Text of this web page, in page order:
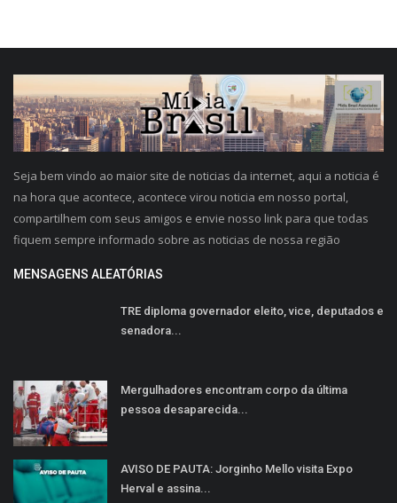
Seja bem vindo ao maior site de noticias da internet, aqui a noticia é
na hora que acontece, acontece virou noticia em nosso portal,
compartilhem com seus amigos e envie nosso link para que todas
fiquem sempre informado sobre as noticias de nossa região
MENSAGENS ALEATÓRIAS
TRE diploma governador eleito, vice, deputados e
senadora...
Mergulhadores encontram corpo da última
pessoa desaparecida...
AVISO DE PAUTA: Jorginho Mello visita Expo
Herval e assina...